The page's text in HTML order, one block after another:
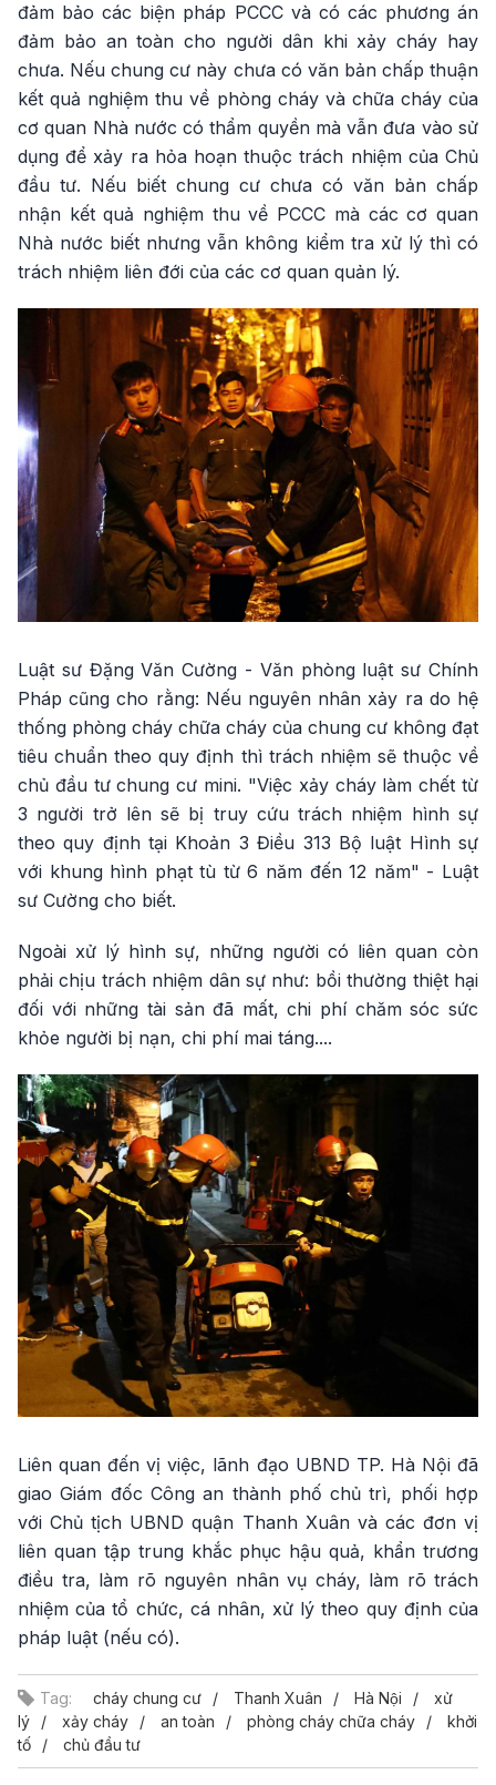
đảm bảo các biện pháp PCCC và có các phương án
đảm bảo an toàn cho người dân khi xảy cháy hay
chưa. Nếu chung cư này chưa có văn bản chấp thuận
kết quả nghiệm thu về phòng cháy và chữa cháy của
cơ quan Nhà nước có thẩm quyền mà vẫn đưa vào sử
dụng để xảy ra hỏa hoạn thuộc trách nhiệm của Chủ
đầu tư. Nếu biết chung cư chưa có văn bản chấp
nhận kết quả nghiệm thu về PCCC mà các cơ quan
Nhà nước biết nhưng vẫn không kiểm tra xử lý thì có
trách nhiệm liên đới của các cơ quan quản lý.
Luật sư Đặng Văn Cường - Văn phòng luật sư Chính
Pháp cũng cho rằng: Nếu nguyên nhân xảy ra do hệ
thống phòng cháy chữa cháy của chung cư không đạt
tiêu chuẩn theo quy định thì trách nhiệm sẽ thuộc về
chủ đầu tư chung cư mini. "Việc xảy cháy làm chết từ
3 người trở lên sẽ bị truy cứu trách nhiệm hình sự
theo quy định tại Khoản 3 Điều 313 Bộ luật Hình sự
với khung hình phạt tù từ 6 năm đến 12 năm" - Luật
sư Cường cho biết.
Ngoài xử lý hình sự, những người có liên quan còn
phải chịu trách nhiệm dân sự như: bồi thường thiệt hại
đối với những tài sản đã mất, chi phí chăm sóc sức
khỏe người bị nạn, chi phí mai táng....
Liên quan đến vị việc, lãnh đạo UBND TP. Hà Nội đã
giao Giám đốc Công an thành phố chủ trì, phối hợp
với Chủ tịch UBND quận Thanh Xuân và các đơn vị
liên quan tập trung khắc phục hậu quả, khẩn trương
điều tra, làm rõ nguyên nhân vụ cháy, làm rõ trách
nhiệm của tổ chức, cá nhân, xử lý theo quy định của
pháp luật (nếu có).
Tag: cháy chung cư Thanh Xuân Hà Nội
xử
lý
xảy cháy an toàn phòng cháy chữa cháy
khởi
tố
chủ đầu tư